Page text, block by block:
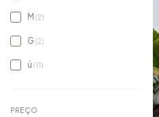
M (2)
G (2)
ú (11)
PREÇO